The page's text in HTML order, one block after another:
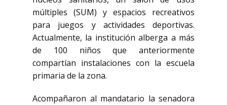
múltiples (SUM) y espacios recreativos
para juegos y actividades deportivas.
Actualmente, la institución alberga a más
de 100 niños que anteriormente
compartían instalaciones con la escuela
primaria de la zona.
Acompañaron al mandatario la senadora